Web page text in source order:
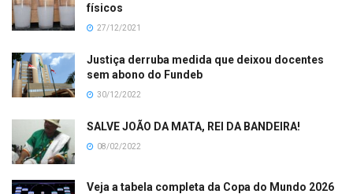
físicos
27/12/2021
Justiça derruba medida que deixou docentes
sem abono do Fundeb
30/12/2022
SALVE JOÃO DA MATA, REI DA BANDEIRA!
08/02/2022
Veja a tabela completa da Copa do Mundo 2026